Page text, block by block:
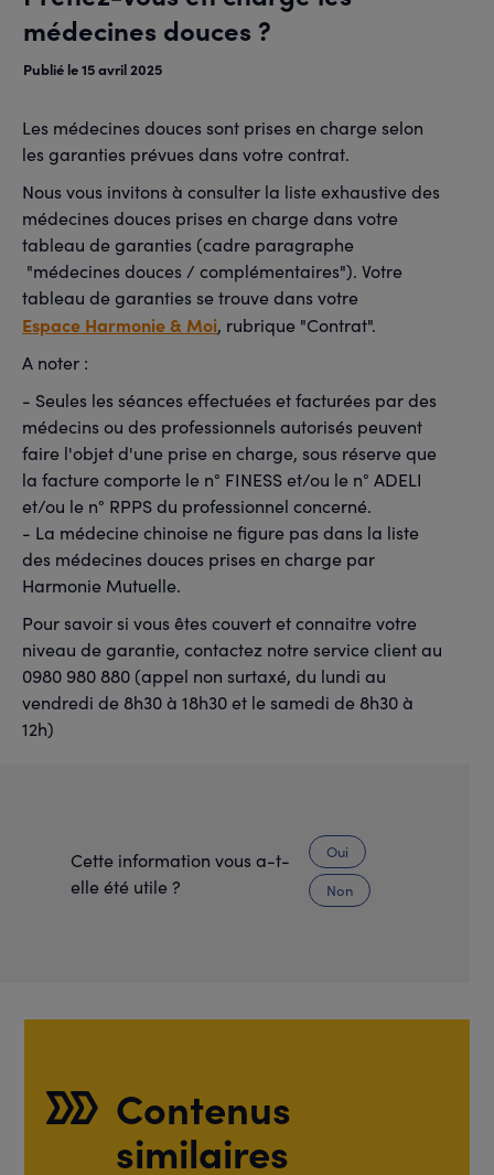
médecines douces ?
Publié le 15 avril 2025
Les médecines douces sont prises en charge selon
les garanties prévues dans votre contrat.
Nous vous invitons à consulter la liste exhaustive des
médecines douces prises en charge dans votre
tableau de garanties (cadre paragraphe
"médecines douces / complémentaires"). Votre
tableau de garanties se trouve dans votre
Espace Harmonie & Moi, rubrique "Contrat".
A noter :
- Seules les séances effectuées et facturées par des
médecins ou des professionnels autorisés peuvent
faire l'objet d'une prise en charge, sous réserve que
la facture comporte le n° FINESS et/ou le n° ADELI
et/ou le n° RPPS du professionnel concerné.
- La médecine chinoise ne figure pas dans la liste
des médecines douces prises en charge par
Harmonie Mutuelle.
Pour savoir si vous êtes couvert et connaitre votre
niveau de garantie, contactez notre service client au
0980 980 880 (appel non surtaxé, du lundi au
vendredi de 8h30 à 18h30 et le samedi de 8h30 à
12h)
Cette information vous a-t-
elle été utile ?
Oui
Non
Contenus
similaires